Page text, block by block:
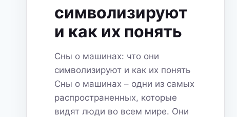
символизируют
и как их понять
Сны о машинах: что они
символизируют и как их понять
Сны о машинах – одни из самых
распространенных, которые
видят люди во всем мире. Они